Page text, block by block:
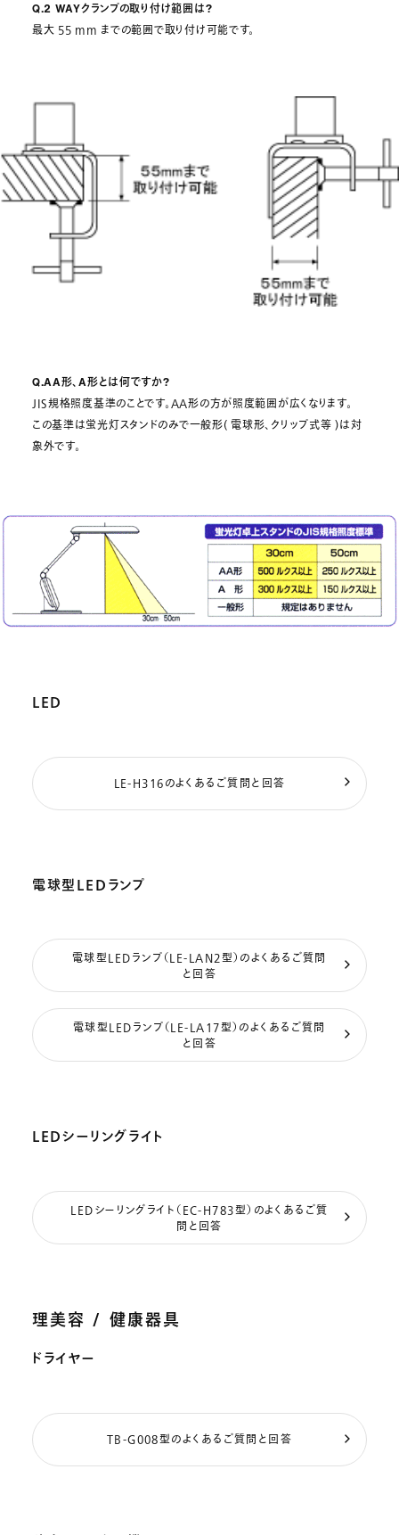
Q.2 WAYクランプの取り付け範囲は?
最大 55 mm までの範囲で取り付け可能です。
Q.AA形、A形とは何ですか?
JIS規格照度基準のことです。AA形の方が照度範囲が広くなります。
この基準は蛍光灯スタンドのみで一般形( 電球形、クリップ式等 )は対
象外です。
LED
LE-H316のよくあるご質問と回答
電球型LEDランプ
電球型LEDランプ（LE-LAN2型）のよくあるご質問
と回答
電球型LEDランプ（LE-LA17型）のよくあるご質問
と回答
LEDシーリングライト
LEDシーリングライト（EC-H783型）のよくあるご質
問と回答
理美容 / 健康器具
ドライヤー
TB-G008型のよくあるご質問と回答